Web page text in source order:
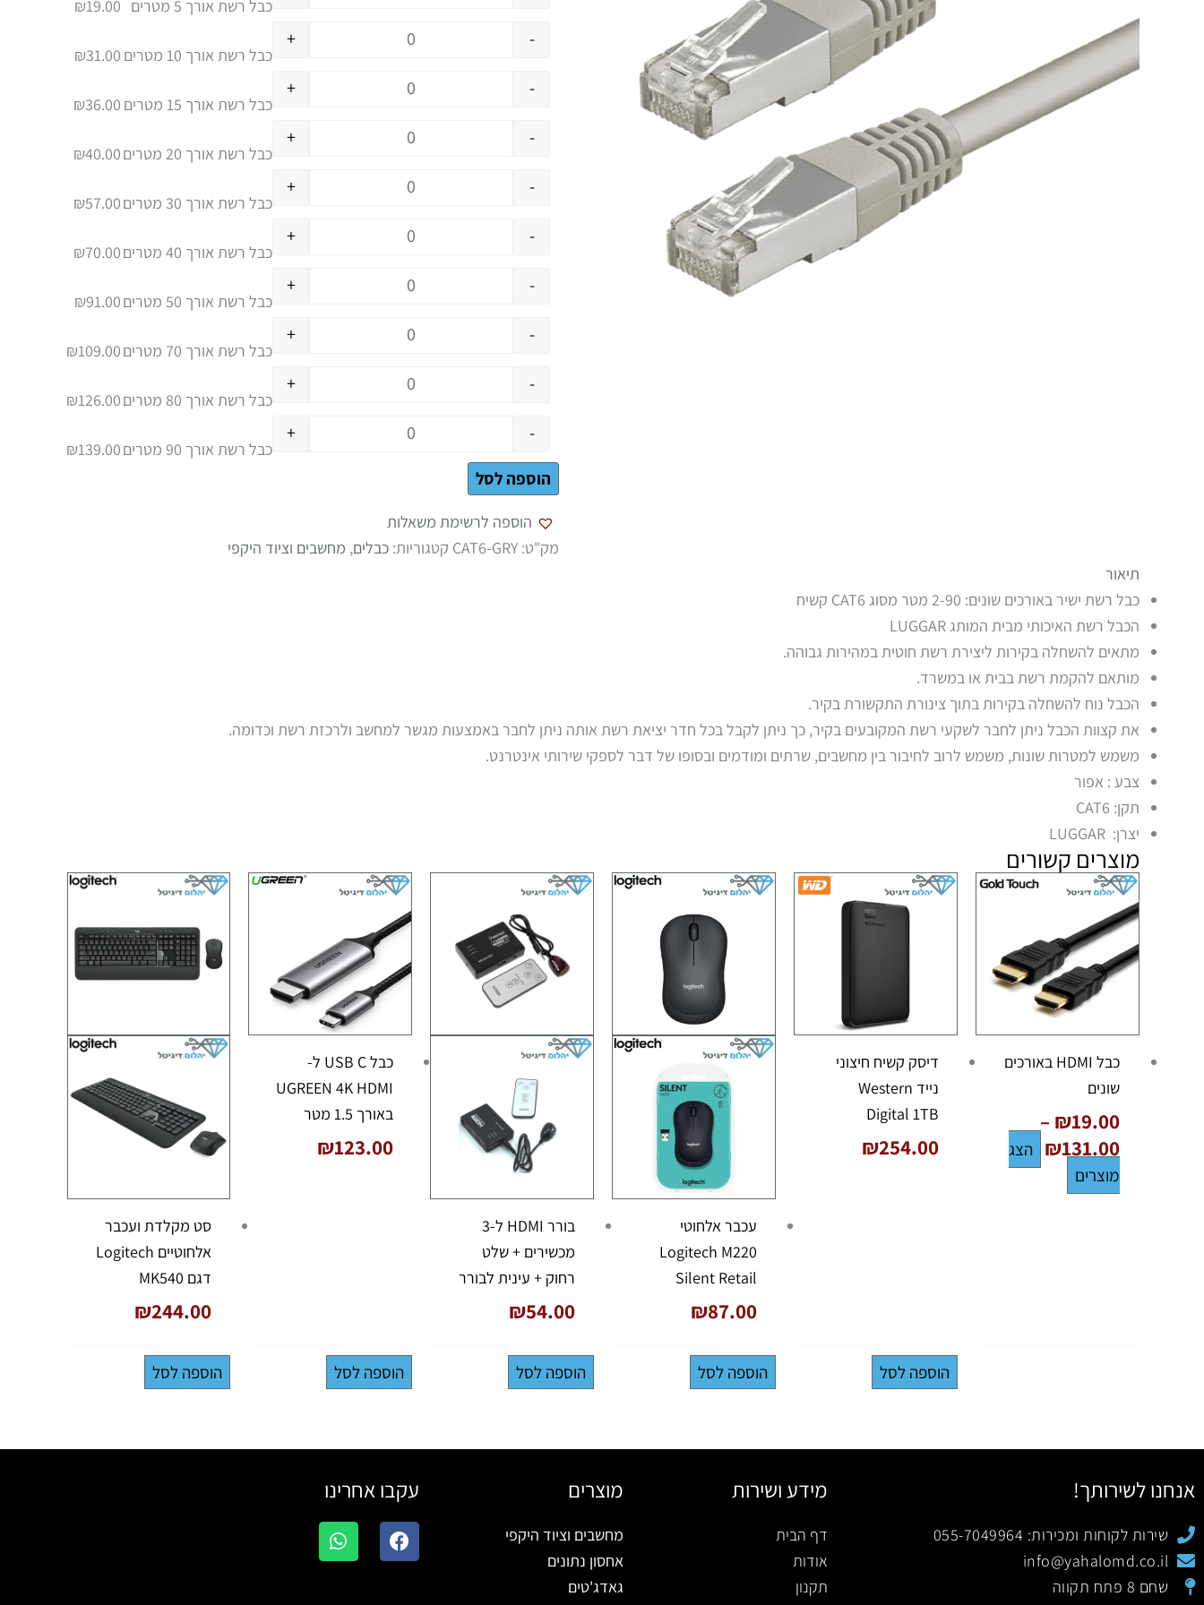
כבל רשת אורך 5 מטרים ₪19.00
-
+
כבל רשת אורך 10 מטרים ₪31.00
-
+
כבל רשת אורך 15 מטרים ₪36.00
-
+
כבל רשת אורך 20 מטרים ₪40.00
-
+
כבל רשת אורך 30 מטרים ₪57.00
-
+
כבל רשת אורך 40 מטרים ₪70.00
-
+
כבל רשת אורך 50 מטרים ₪91.00
-
+
כבל רשת אורך 70 מטרים ₪109.00
-
+
כבל רשת אורך 80 מטרים ₪126.00
-
+
כבל רשת אורך 90 מטרים ₪139.00
הוספה לסל
הוספה לרשימת משאלות
מק"ט:CAT6-GRY קטגוריות: כבלים, מחשבים וציוד היקפי
תיאור
כבל רשת ישיר באורכים שונים: 2-90 מטר מסוג CAT6 קשיח
הכבל רשת האיכותי מבית המותג LUGGAR
מתאים להשחלה בקירות ליצירת רשת חוטית במהירות גבוהה.
מותאם להקמת רשת בבית או במשרד.
הכבל נוח להשחלה בקירות בתוך צינורת התקשורת בקיר.
את קצוות הכבל ניתן לחבר לשקעי רשת המקובעים בקיר, כך ניתן לקבל בכל חדר יציאת רשת אותה ניתן לחבר באמצעות מגשר למחשב ולרכזת רשת וכדומה.
משמש למטרות שונות, משמש לרוב לחיבור בין מחשבים, שרתים ומודמים ובסופו של דבר לספקי שירותי אינטרנט.
צבע : אפור
תקן: CAT6
יצרן: LUGGAR
מוצרים קשורים
כבל HDMI באורכים
שונים
₪19.00
–
₪131.00
טווח
עד
⁦₪131.00⁩
הצג
מוצרים
דיסק קשיח חיצוני
נייד Western
Digital 1TB
₪254.00
הוספה לסל
עכבר אלחוטי
Logitech M220
Silent Retail
₪87.00
הוספה לסל
בורר HDMI ל-3
מכשירים + שלט
רחוק + עינית לבורר
₪54.00
הוספה לסל
כבל USB C ל-
UGREEN 4K HDMI
באורך 1.5 מטר
₪123.00
הוספה לסל
סט מקלדת ועכבר
אלחוטיים Logitech
דגם MK540
₪244.00
הוספה לסל
אנחנו לשירותך!
שירות לקוחות ומכירות: 055-7049964
info@yahalomd.co.il
שחם 8 פתח תקווה
מידע ושירות
דף הבית
אודות
תקנון
מוצרים
מחשבים וציוד היקפי
אחסון נתונים
גאדג'טים
עקבו אחרינו
F
a
W
h